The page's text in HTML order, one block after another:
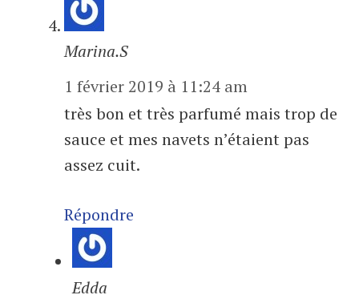
Marina.S
1 février 2019 à 11:24 am
très bon et très parfumé mais trop de
sauce et mes navets n’étaient pas
assez cuit.
Répondre
Edda